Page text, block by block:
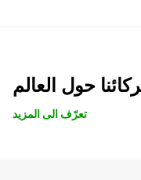
حول العالم
تعرّف الى المزيد